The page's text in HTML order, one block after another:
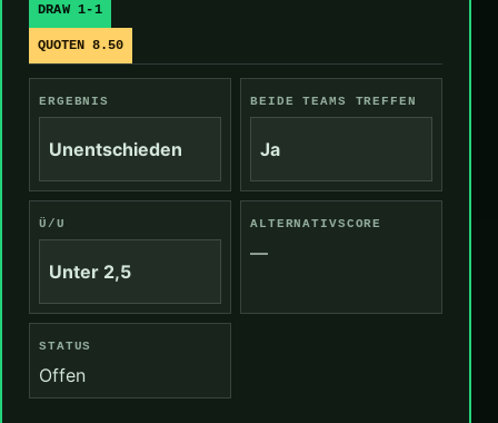
DRAW 1-1
QUOTEN 8.50
ERGEBNIS
Unentschieden
BEIDE TEAMS TREFFEN
Ja
Ü/U
Unter 2,5
ALTERNATIVSCORE
—
STATUS
Offen